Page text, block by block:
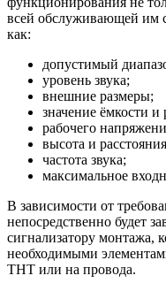
всей обслуживающей им
как:
допустимый
уровень звука;
внешние размеры;
значение ёмкости и
рабочего
высота и
частота звука;
максимальное
В зависимости от
непосредственно будет
сигнализатору монтажа,
необходимыми
ТНТ или на провода.